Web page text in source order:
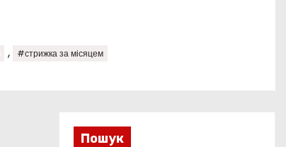
, #стрижка за місяцем
Пошук